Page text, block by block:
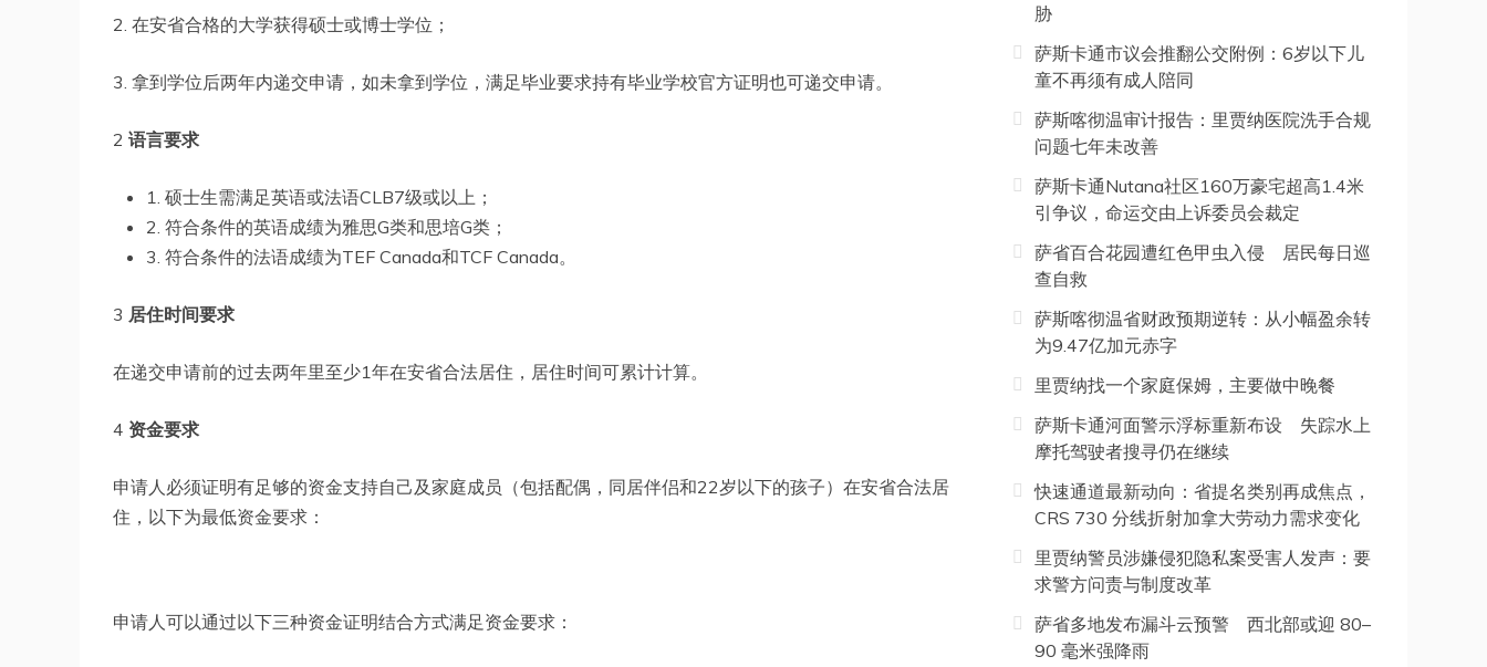
2. 在安省合格的大学获得硕士或博士学位；
3. 拿到学位后两年内递交申请，如未拿到学位，满足毕业要求持有毕业学校官方证明也可递交申请。
2 语言要求
1. 硕士生需满足英语或法语CLB7级或以上；
2. 符合条件的英语成绩为雅思G类和思培G类；
3. 符合条件的法语成绩为TEF Canada和TCF Canada。
3 居住时间要求
在递交申请前的过去两年里至少1年在安省合法居住，居住时间可累计计算。
4 资金要求
申请人必须证明有足够的资金支持自己及家庭成员（包括配偶，同居伴侣和22岁以下的孩子）在安省合法居
住，以下为最低资金要求：
申请人可以通过以下三种资金证明结合方式满足资金要求：
胁
萨斯卡通市议会推翻公交附例：6岁以下儿
童不再须有成人陪同
萨斯喀彻温审计报告：里贾纳医院洗手合规
问题七年未改善
萨斯卡通Nutana社区160万豪宅超高1.4米
引争议，命运交由上诉委员会裁定
萨省百合花园遭红色甲虫入侵 居民每日巡
查自救
萨斯喀彻温省财政预期逆转：从小幅盈余转
为9.47亿加元赤字
里贾纳找一个家庭保姆，主要做中晚餐
萨斯卡通河面警示浮标重新布设 失踪水上
摩托驾驶者搜寻仍在继续
快速通道最新动向：省提名类别再成焦点，
CRS 730 分线折射加拿大劳动力需求变化
里贾纳警员涉嫌侵犯隐私案受害人发声：要
求警方问责与制度改革
萨省多地发布漏斗云预警 西北部或迎 80–
90 毫米强降雨